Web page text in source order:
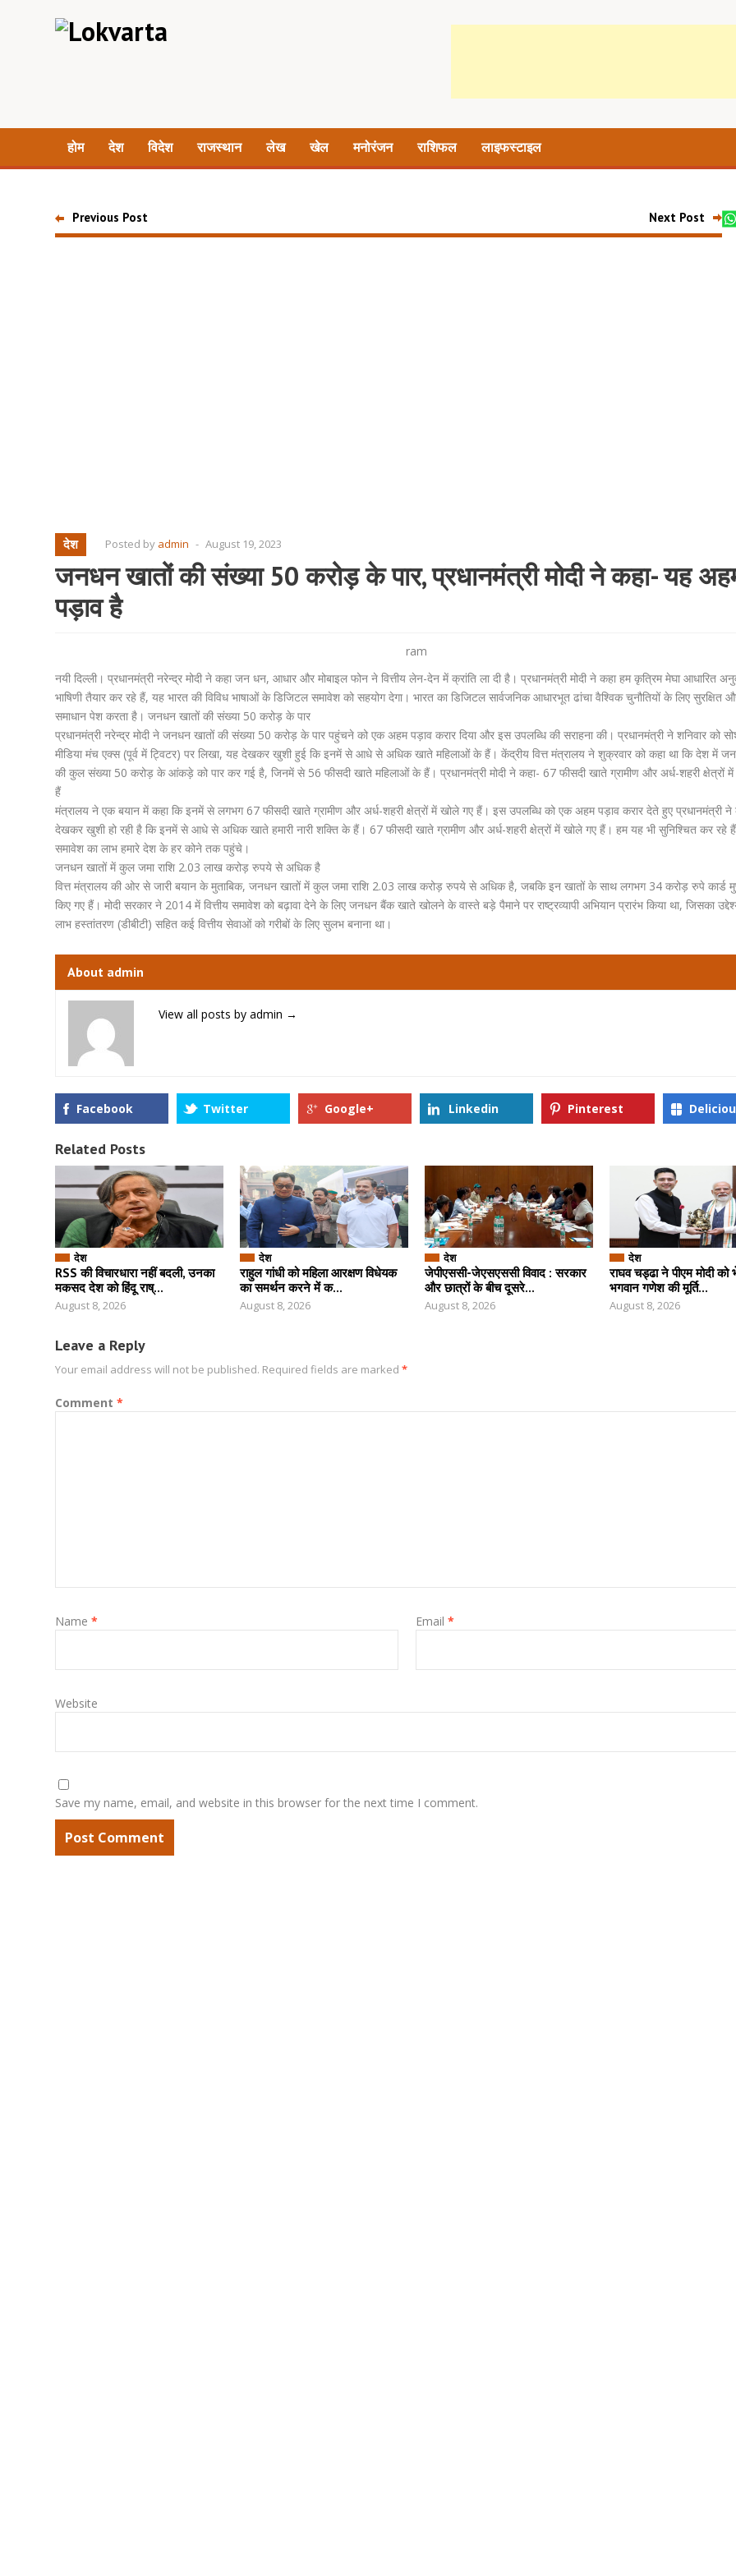
होम देश विदेश राजस्थान लेख खेल मनोरंजन राशिफल लाइफस्टाइल
Previous Post Next Post
देश Posted by admin - August 19, 2023
जनधन खातों की संख्या 50 करोड़ के पार, प्रधानमंत्री मोदी ने कहा- यह
पड़ाव है
ram
नयी दिल्ली। प्रधानमंत्री नरेन्द्र मोदी ने कहा जन धन, आधार और मोबाइल फोन ने वित्तीय लेन-देन में क्रांति ला दी है। प्रधानमंत्री मोदी ने कहा हम कृत्रिम मेघा आधारित
भाषिणी तैयार कर रहे हैं, यह भारत की विविध भाषाओं के डिजिटल समावेश को सहयोग देगा। भारत का डिजिटल सार्वजनिक आधारभूत ढांचा वैश्विक चुनौतियों के लिए सुरक्षित
समाधान पेश करता है। जनधन खातों की संख्या 50 करोड़ के पार
प्रधानमंत्री नरेन्द्र मोदी ने जनधन खातों की संख्या 50 करोड़ के पार पहुंचने को एक अहम पड़ाव करार दिया और इस उपलब्धि की सराहना की। प्रधानमंत्री ने शनिवार को
मीडिया मंच एक्स (पूर्व में ट्विटर) पर लिखा, यह देखकर खुशी हुई कि इनमें से आधे से अधिक खाते महिलाओं के हैं। केंद्रीय वित्त मंत्रालय ने शुक्रवार को कहा था कि देश में
की कुल संख्या 50 करोड़ के आंकड़े को पार कर गई है, जिनमें से 56 फीसदी खाते महिलाओं के हैं। प्रधानमंत्री मोदी ने कहा- 67 फीसदी खाते ग्रामीण और अर्ध-शहरी क्षेत्रों
हैं
मंत्रालय ने एक बयान में कहा कि इनमें से लगभग 67 फीसदी खाते ग्रामीण और अर्ध-शहरी क्षेत्रों में खोले गए हैं। इस उपलब्धि को एक अहम पड़ाव करार देते हुए प्रधानमंत्री
देखकर खुशी हो रही है कि इनमें से आधे से अधिक खाते हमारी नारी शक्ति के हैं। 67 फीसदी खाते ग्रामीण और अर्ध-शहरी क्षेत्रों में खोले गए हैं। हम यह भी सुनिश्चित कर रहे हैं
समावेश का लाभ हमारे देश के हर कोने तक पहुंचे।
जनधन खातों में कुल जमा राशि 2.03 लाख करोड़ रुपये से अधिक है
वित्त मंत्रालय की ओर से जारी बयान के मुताबिक, जनधन खातों में कुल जमा राशि 2.03 लाख करोड़ रुपये से अधिक है, जबकि इन खातों के साथ लगभग 34 करोड़ रुपे कार्ड
किए गए हैं। मोदी सरकार ने 2014 में वित्तीय समावेश को बढ़ावा देने के लिए जनधन बैंक खाते खोलने के वास्ते बड़े पैमाने पर राष्ट्रव्यापी अभियान प्रारंभ किया था, जिसका
लाभ हस्तांतरण (डीबीटी) सहित कई वित्तीय सेवाओं को गरीबों के लिए सुलभ बनाना था।
About admin
View all posts by admin →
Facebook Twitter Google+ Linkedin Pinterest
Related Posts
देश
RSS की विचारधारा नहीं बदली, उनका
मकसद देश को हिंदू राष्...
August 8, 2026
देश
राहुल गांधी को महिला आरक्षण विधेयक
का समर्थन करने में क...
August 8, 2026
देश
जेपीएससी-जेएसएससी विवाद : सरकार
और छात्रों के बीच दूसरे...
August 8, 2026
देश
राघव चड्ढा ने पीएम मोदी को
भगवान गणेश की मूर्ति...
August 8, 2026
Leave a Reply
Your email address will not be published. Required fields are marked *
Comment *
Name * Email *
Website
Save my name, email, and website in this browser for the next time I comment.